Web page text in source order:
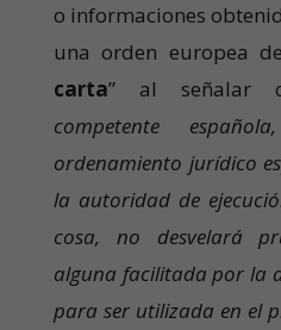
o informaciones
una orden europea
carta” al señalar
competente
ordenamiento jurídico
la autoridad de
cosa, no desvelará
alguna facilitada por la
para ser utilizada en el